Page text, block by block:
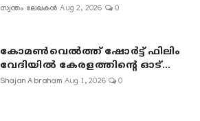
സ്വന്തം ലേഖകൻ Aug 2, 2026 0
കോമൺവെൽത്ത് ഷോർട്ട് ഫിലിം
വേദിയിൽ കേരളത്തിന്റെ ഓട്...
Shajan Abraham Aug 1, 2026 0